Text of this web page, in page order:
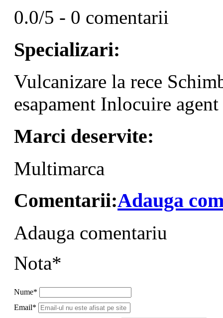
0.0/5 - 0 comentarii
Specializari:
Vulcanizare la rece
esapament Inlocuire
Marci deservite:
Multimarca
Comentarii:Adauga
Adauga comentariu
Nota*
Nume*
Email*